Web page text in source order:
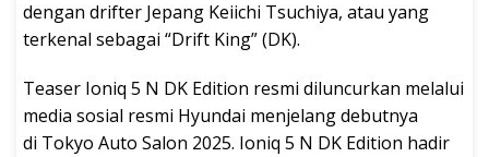
dengan drifter Jepang Keiichi Tsuchiya, atau yang
terkenal sebagai “Drift King” (DK).
Teaser Ioniq 5 N DK Edition resmi diluncurkan melalui
media sosial resmi Hyundai menjelang debutnya
di Tokyo Auto Salon 2025. Ioniq 5 N DK Edition hadir